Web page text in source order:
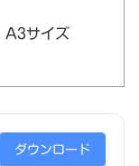
サイズ
ダウンロード